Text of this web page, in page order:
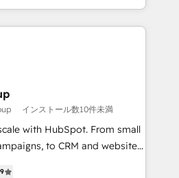
HubSpot expertise &
Trust us to
years of HubSpot experience
HubSpot Accreditations 🌟
2021 🌟INBOUND’19
CRM. ✔️A team of
pricing models —
インストール数10件未満
with HubSpot. From small
to CRM and websites.